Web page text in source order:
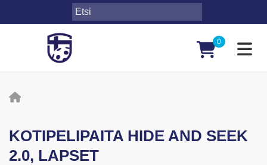
0
KOTIPELIPAITA HIDE AND SEEK
2.0, LAPSET